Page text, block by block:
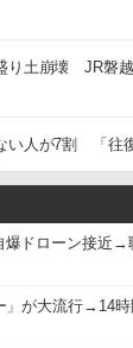
り土崩壊 JR磐
い人が7割 「往
爆ドローン接近
」が大流行→14